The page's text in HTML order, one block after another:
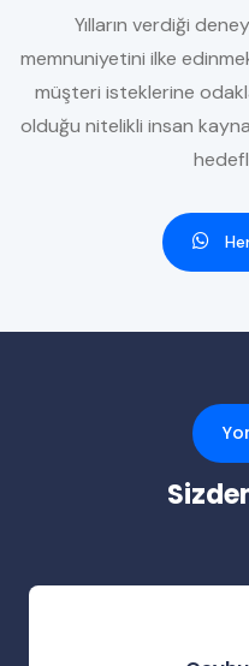
Yılların verdiği
memnuniyetini ilke
müşteri isteklerine
olduğu nitelikli insan